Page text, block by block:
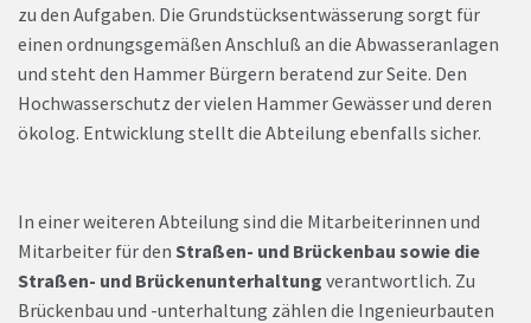
zu den Aufgaben. Die Grundstücksentwässerung sorgt für
einen ordnungsgemäßen Anschluß an die Abwasseranlagen
und steht den Hammer Bürgern beratend zur Seite. Den
Hochwasserschutz der vielen Hammer Gewässer und deren
ökolog. Entwicklung stellt die Abteilung ebenfalls sicher.
In einer weiteren Abteilung sind die Mitarbeiterinnen und
Mitarbeiter für den Straßen- und Brückenbau sowie die
Straßen- und Brückenunterhaltung verantwortlich. Zu
Brückenbau und -unterhaltung zählen die Ingenieurbauten